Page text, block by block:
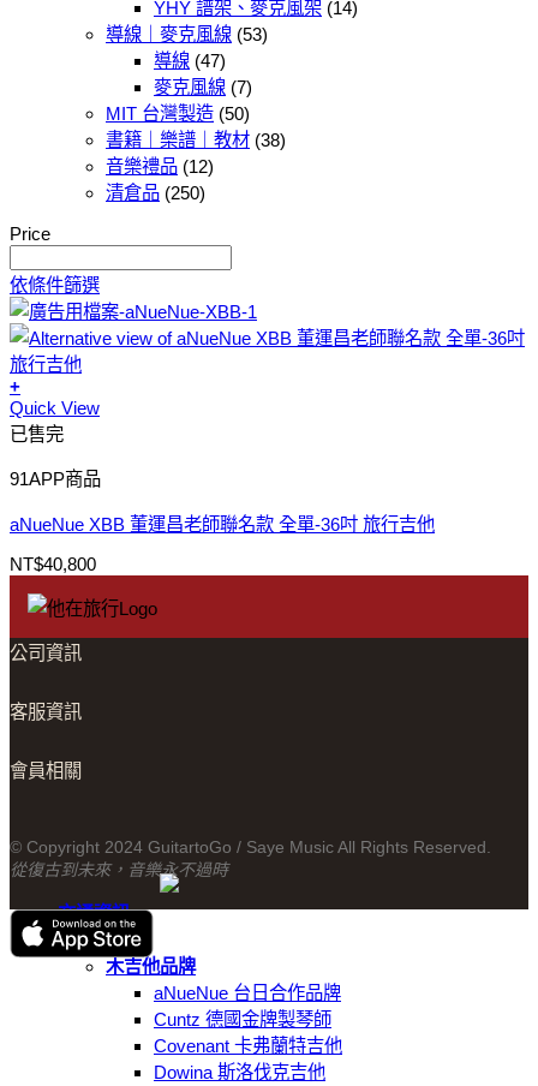
YHY 譜架、麥克風架 (14)
導線｜麥克風線 (53)
導線 (47)
麥克風線 (7)
MIT 台灣製造 (50)
書籍｜樂譜｜教材 (38)
音樂禮品 (12)
清倉品 (250)
Price
依條件篩選
+
Quick View
已售完
91APP商品
aNueNue XBB 董運昌老師聯名款 全單-36吋 旅行吉他
NT$40,800
公司資訊
客服資訊
會員相關
© Copyright 2024 GuitartoGo / Saye Music All Rights Reserved.
從復古到未來，音樂永不過時
交通資訊
線上商城
木吉他品牌
aNueNue 台日合作品牌
Cuntz 德國金牌製琴師
Covenant 卡弗蘭特吉他
Dowina 斯洛伐克吉他